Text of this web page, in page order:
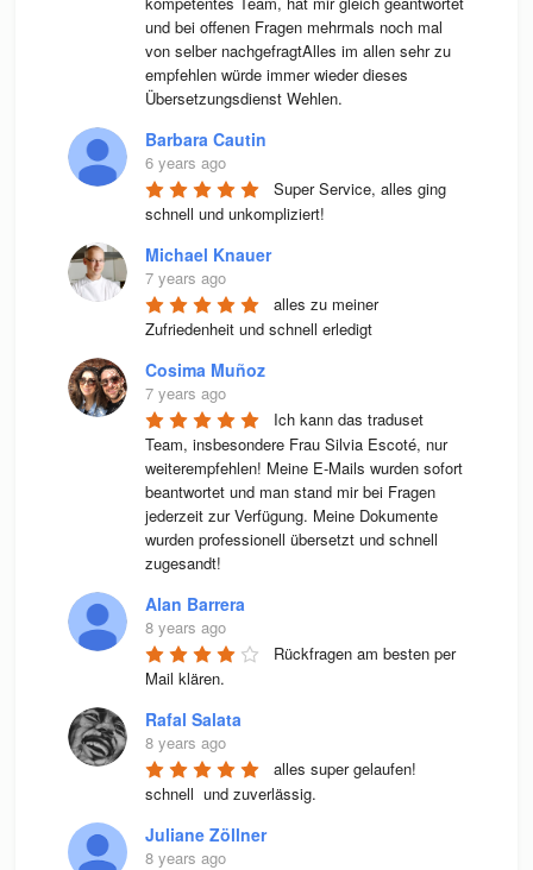
und bei offenen Fragen mehrmals noch mal
von selber nachgefragtAlles im allen sehr zu
empfehlen würde immer wieder dieses
Übersetzungsdienst Wehlen.
Barbara Cautin
6 years ago
Super Service, alles ging
schnell und unkompliziert!
Michael Knauer
7 years ago
alles zu meiner
Zufriedenheit und schnell erledigt
Cosima Muñoz
7 years ago
Ich kann das traduset
Team, insbesondere Frau Silvia Escoté, nur
weiterempfehlen! Meine E-Mails wurden sofort
beantwortet und man stand mir bei Fragen
jederzeit zur Verfügung. Meine Dokumente
wurden professionell übersetzt und schnell
zugesandt!
Alan Barrera
8 years ago
Rückfragen am besten per
Mail klären.
Rafal Salata
8 years ago
alles super gelaufen!
schnell  und zuverlässig.
Juliane Zöllner
8 years ago